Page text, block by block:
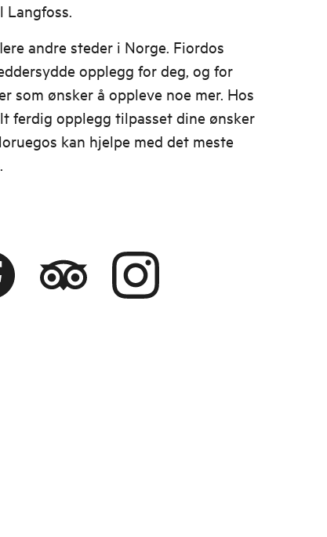
Langfoss.
andre steder i Norge. Fiordos
opplegg for deg, og for
som ønsker å oppleve noe mer. Hos
ferdig opplegg tilpasset dine ønsker
kan hjelpe med det meste